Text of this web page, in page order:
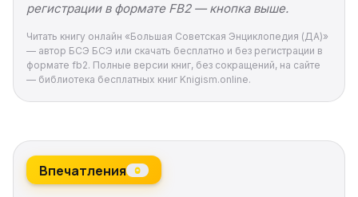
регистрации в формате FB2 — кнопка выше.
Читать книгу онлайн «Большая Советская Энциклопедия (ДА)»
— автор БСЭ БСЭ или скачать бесплатно и без регистрации в
формате fb2. Полные версии книг, без сокращений, на сайте
— библиотека бесплатных книг Knigism.online.
Впечатления 0